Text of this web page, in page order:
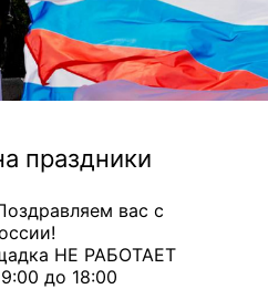
₽/кг Медный микс—
Реле ВМП реле
праздники
вас с
НЕ РАБОТАЕТ
до 18:00